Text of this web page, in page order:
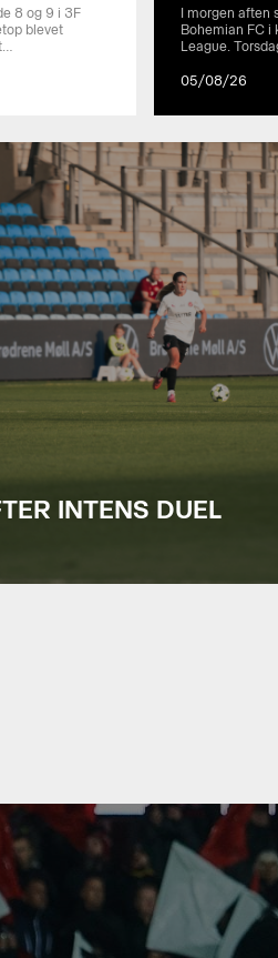
8 og 9 i 3F
blevet
I morgen aften
Bohemian FC i
League.
05/08/26
SE KAMPINFO
INTENS DUEL